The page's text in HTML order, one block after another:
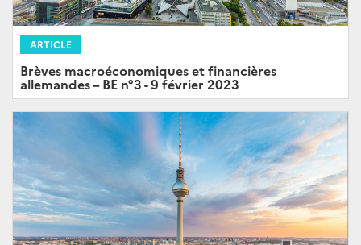
ARTICLE
Brèves macroéconomiques et financières
allemandes – BE n°3 - 9 février 2023